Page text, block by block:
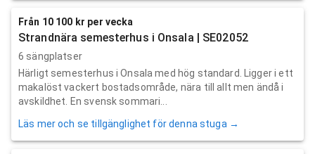
Från 10 100 kr per vecka
Strandnära semesterhus i Onsala | SE02052
6 sängplatser
Härligt semesterhus i Onsala med hög standard. Ligger i ett
makalöst vackert bostadsområde, nära till allt men ändå i
avskildhet. En svensk sommari...
Läs mer och se tillgänglighet för denna stuga →